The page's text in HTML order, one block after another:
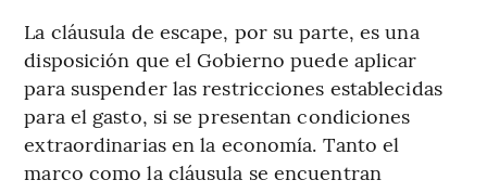
La cláusula de escape, por su parte, es una
disposición que el Gobierno puede aplicar
para suspender las restricciones establecidas
para el gasto, si se presentan condiciones
extraordinarias en la economía. Tanto el
marco como la cláusula se encuentran